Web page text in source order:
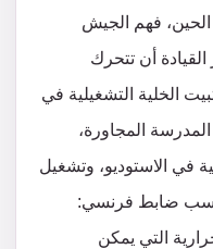
الحين، فهم الجيش
أن تتحرك
الخلية التشغيلية في
المدرسة المجاورة،
في الاستوديو، وتشغيل
وحسب ضابط فرنسي:
التي يمكن